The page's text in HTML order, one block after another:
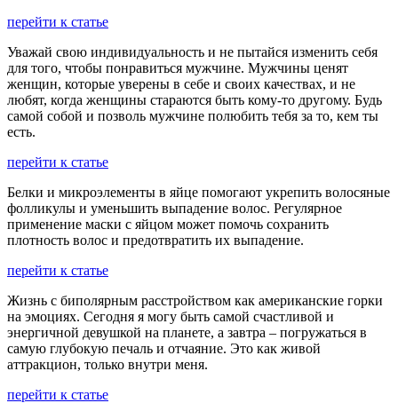
перейти к статье
Уважай свою индивидуальность и не пытайся изменить себя
для того, чтобы понравиться мужчине. Мужчины ценят
женщин, которые уверены в себе и своих качествах, и не
любят, когда женщины стараются быть кому-то другому. Будь
самой собой и позволь мужчине полюбить тебя за то, кем ты
есть.
перейти к статье
Белки и микроэлементы в яйце помогают укрепить волосяные
фолликулы и уменьшить выпадение волос. Регулярное
применение маски с яйцом может помочь сохранить
плотность волос и предотвратить их выпадение.
перейти к статье
Жизнь с биполярным расстройством как американские горки
на эмоциях. Сегодня я могу быть самой счастливой и
энергичной девушкой на планете, а завтра – погружаться в
самую глубокую печаль и отчаяние. Это как живой
аттракцион, только внутри меня.
перейти к статье